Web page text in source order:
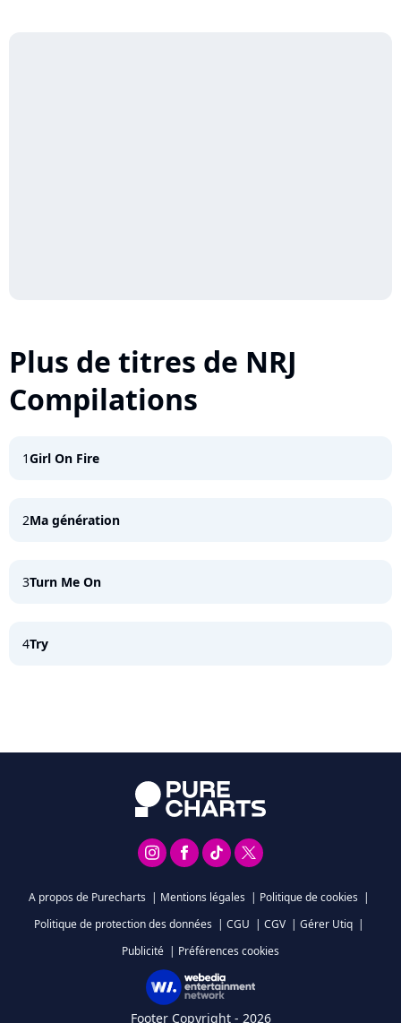
Plus de titres de NRJ
Compilations
1Girl On Fire
2Ma génération
3Turn Me On
4Try
A propos de Purecharts | Mentions légales | Politique de cookies |
Politique de protection des données | CGU | CGV | Gérer Utiq |
Publicité | Préférences cookies
Footer Copyright - 2026